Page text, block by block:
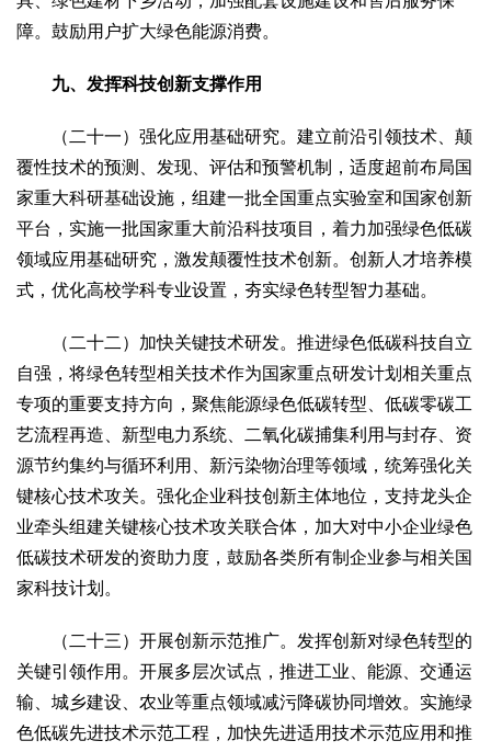
障。鼓励用户扩大绿色能源消费。
九、发挥科技创新支撑作用
（二十一）强化应用基础研究。建立前沿引领技术、颠
覆性技术的预测、发现、评估和预警机制，适度超前布局国
家重大科研基础设施，组建一批全国重点实验室和国家创新
平台，实施一批国家重大前沿科技项目，着力加强绿色低碳
领域应用基础研究，激发颠覆性技术创新。创新人才培养模
式，优化高校学科专业设置，夯实绿色转型智力基础。
（二十二）加快关键技术研发。推进绿色低碳科技自立
自强，将绿色转型相关技术作为国家重点研发计划相关重点
专项的重要支持方向，聚焦能源绿色低碳转型、低碳零碳工
艺流程再造、新型电力系统、二氧化碳捕集利用与封存、资
源节约集约与循环利用、新污染物治理等领域，统筹强化关
键核心技术攻关。强化企业科技创新主体地位，支持龙头企
业牵头组建关键核心技术攻关联合体，加大对中小企业绿色
低碳技术研发的资助力度，鼓励各类所有制企业参与相关国
家科技计划。
（二十三）开展创新示范推广。发挥创新对绿色转型的
关键引领作用。开展多层次试点，推进工业、能源、交通运
输、城乡建设、农业等重点领域减污降碳协同增效。实施绿
色低碳先进技术示范工程，加快先进适用技术示范应用和推